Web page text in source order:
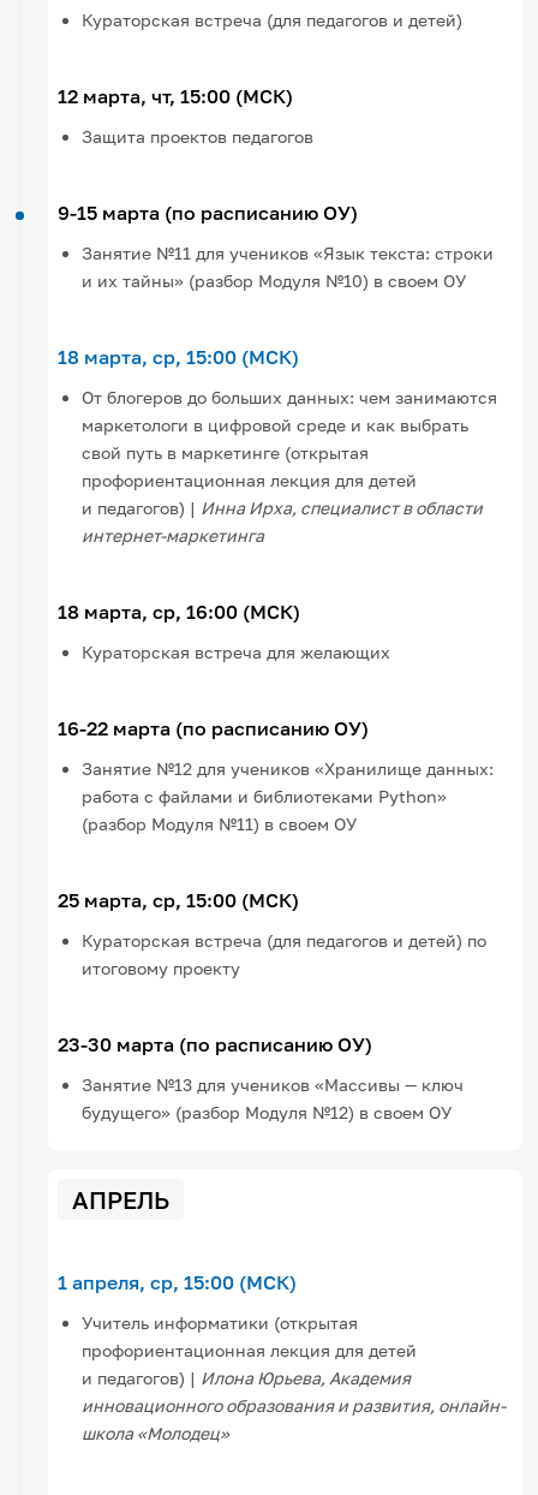
Кураторская встреча (для педагогов и детей)
12 марта, чт, 15:00 (МСК)
Защита проектов педагогов
9-15 марта (по расписанию ОУ)
Занятие №11 для учеников «Язык текста: строки
и их тайны» (разбор Модуля №10) в своем ОУ
18 марта, ср, 15:00 (МСК)
От блогеров до больших данных: чем занимаются
маркетологи в цифровой среде и как выбрать
свой путь в маркетинге (открытая
профориентационная лекция для детей
и педагогов) | Инна Ирха, специалист в области
интернет-маркетинга
18 марта, ср, 16:00 (МСК)
Кураторская встреча для желающих
16-22 марта (по расписанию ОУ)
Занятие №12 для учеников «Хранилище данных:
работа с файлами и библиотеками Python»
(разбор Модуля №11) в своем ОУ
25 марта, ср, 15:00 (МСК)
Кураторская встреча (для педагогов и детей) по
итоговому проекту
23-30 марта (по расписанию ОУ)
Занятие №13 для учеников «Массивы — ключ
будущего» (разбор Модуля №12) в своем ОУ
АПРЕЛЬ
1 апреля, ср, 15:00 (МСК)
Учитель информатики (открытая
профориентационная лекция для детей
и педагогов) | Илона Юрьева, Академия
инновационного образования и развития, онлайн-
школа «Молодец»